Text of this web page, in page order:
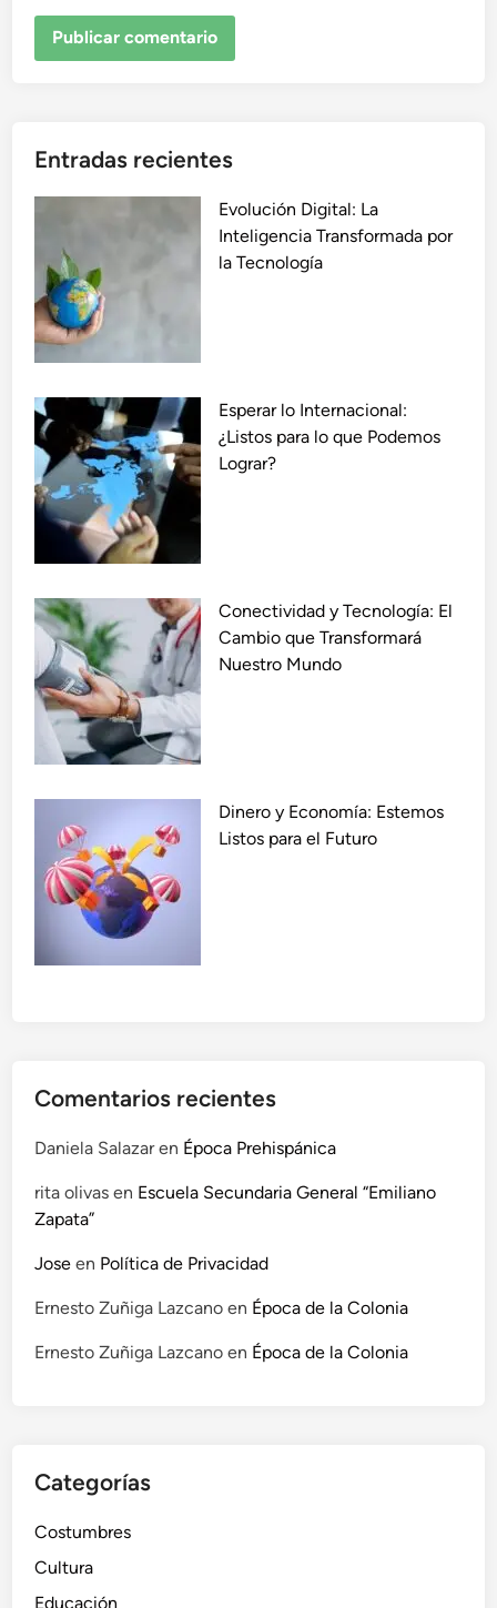
Entradas recientes
Evolución Digital: La
Inteligencia Transformada por
la Tecnología
Esperar lo Internacional:
¿Listos para lo que Podemos
Lograr?
Conectividad y Tecnología: El
Cambio que Transformará
Nuestro Mundo
Dinero y Economía: Estemos
Listos para el Futuro
Comentarios recientes
Daniela Salazaren Época Prehispánica
rita olivas en Escuela Secundaria General “Emiliano
Zapata”
Jose en Política de Privacidad
Ernesto Zuñiga Lazcano en Época de la Colonia
Ernesto Zuñiga Lazcano en Época de la Colonia
Categorías
Costumbres
Cultura
Educación